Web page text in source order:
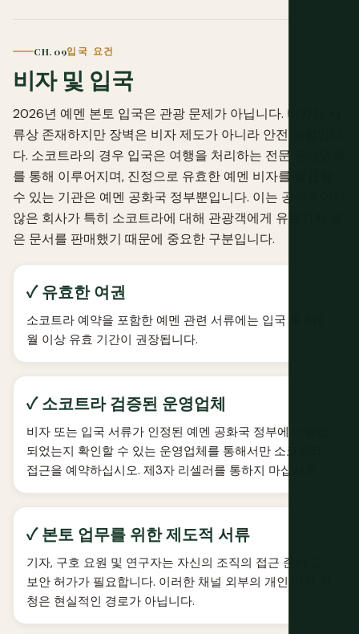
CH. 09입국 요건
비자 및 입국
2026년 예멘 본토 입국은 관광 문제가 아닙니다. 비자는 서
류상 존재하지만 장벽은 비자 제도가 아니라 안전 상황입니
다. 소코트라의 경우 입국은 여행을 처리하는 전문 운영업체
를 통해 이루어지며, 진정으로 유효한 예멘 비자를 발급할
수 있는 기관은 예멘 공화국 정부뿐입니다. 이는 공식적이지
않은 회사가 특히 소코트라에 대해 관광객에게 유효하지 않
은 문서를 판매했기 때문에 중요한 구분입니다.
✓ 유효한 여권
소코트라 예약을 포함한 예멘 관련 서류에는 입국 후 6개
월 이상 유효 기간이 권장됩니다.
✓ 소코트라 검증된 운영업체
비자 또는 입국 서류가 인정된 예멘 공화국 정부에서 발급
되었는지 확인할 수 있는 운영업체를 통해서만 소코트라
접근을 예약하십시오. 제3자 리셀러를 통하지 마십시오.
✓ 본토 업무를 위한 제도적 서류
기자, 구호 요원 및 연구자는 자신의 조직의 접근 준비 및
보안 허가가 필요합니다. 이러한 채널 외부의 개인 비자 신
청은 현실적인 경로가 아닙니다.